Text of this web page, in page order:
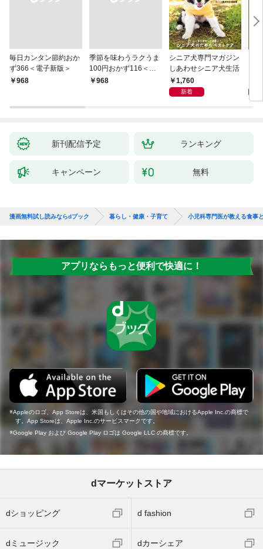
毎日カンタン節約おか
ず366＜電子新版＞
￥968
季節を味わうラクうま
100円おかず116＜電
子新版＞
￥968
シニア犬専門マガジン
しあわせシニア犬生活
1,760
新着
新刊配信予定 ランキング
キャンペーン 無料
漫画無料試し読みならdブック 暮らし・健康・子育て 小児科専門医が教える食事
アプリならもっと便利で快適に！
Appleのロゴ、App Storeは、米国もしくはその他の国や地域におけるApple Inc.の商標で
す。App Storeは、Apple Inc.のサービスマークです。
Google Play および Google Play ロゴは Google LLC の商標です。
dマーケットストア
dショッピング d fashion
dミュージック dカーシェア